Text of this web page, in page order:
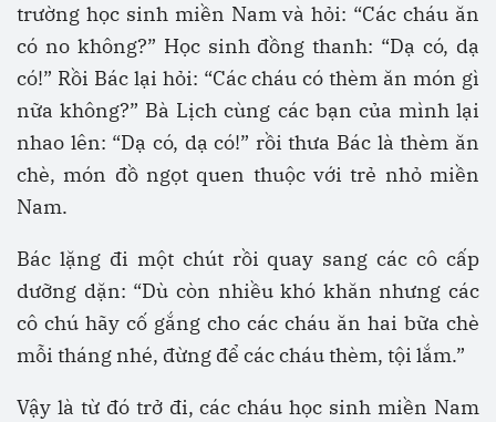
trường học sinh miền Nam và hỏi: “Các cháu ăn
có no không?” Học sinh đồng thanh: “Dạ có, dạ
có!” Rồi Bác lại hỏi: “Các cháu có thèm ăn món gì
nữa không?” Bà Lịch cùng các bạn của mình lại
nhao lên: “Dạ có, dạ có!” rồi thưa Bác là thèm ăn
chè, món đồ ngọt quen thuộc với trẻ nhỏ miền
Nam.
Bác lặng đi một chút rồi quay sang các cô cấp
dưỡng dặn: “Dù còn nhiều khó khăn nhưng các
cô chú hãy cố gắng cho các cháu ăn hai bữa chè
mỗi tháng nhé, đừng để các cháu thèm, tội lắm.”
Vậy là từ đó trở đi, các cháu học sinh miền Nam